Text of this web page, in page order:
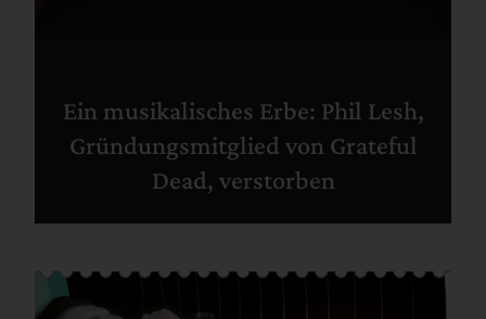
Ein musikalisches Erbe: Phil Lesh,
Gründungsmitglied von Grateful
Dead, verstorben